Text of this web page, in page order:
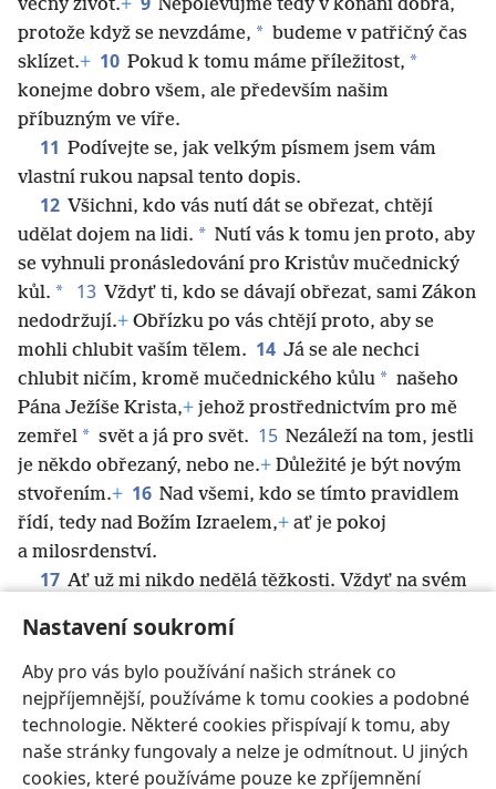
Nastavení soukromí
Aby pro vás bylo používání našich stránek co
nejpříjemnější, používáme k tomu cookies a podobné
technologie. Některé cookies přispívají k tomu, aby
naše stránky fungovaly a nelze je odmítnout. U jiných
cookies, které používáme pouze ke zpříjemnění
věčný život.+
Nepolevujme tedy v konání dobra,
protože když se nevzdáme, * budeme v patřičný čas
sklízet.+ 10 Pokud k tomu máme příležitost, *
konejme dobro všem, ale především našim
příbuzným ve víře.
11 Podívejte se, jak velkým písmem jsem vám
vlastní rukou napsal tento dopis.
12 Všichni, kdo vás nutí dát se obřezat, chtějí
udělat dojem na lidi. * Nutí vás k tomu jen proto, aby
se vyhnuli pronásledování pro Kristův mučednický
kůl. * 13 Vždyť ti, kdo se dávají obřezat, sami Zákon
nedodržují.+ Obřízku po vás chtějí proto, aby se
mohli chlubit vaším tělem. 14 Já se ale nechci
chlubit ničím, kromě mučednického kůlu * našeho
Pána Ježíše Krista,+ jehož prostřednictvím pro mě
zemřel * svět a já pro svět. 15 Nezáleží na tom, jestli
je někdo obřezaný, nebo ne.+ Důležité je být novým
stvořením.+ 16 Nad všemi, kdo se tímto pravidlem
řídí, tedy nad Božím Izraelem,+ ať je pokoj
a milosrdenství.
17 Ať už mi nikdo nedělá těžkosti. Vždyť na svém
18 Bratři, ať je nezasloužená laskavost našeho
Pána Ježíše Krista s duchem, kterého projevujete.
Amen.